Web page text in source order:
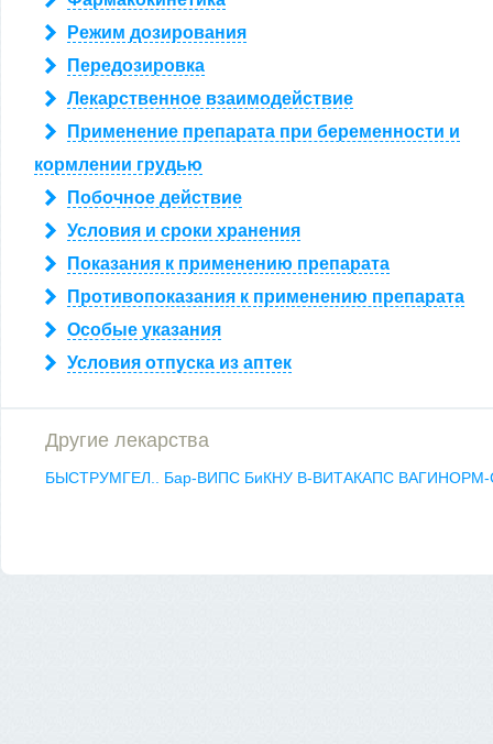
Режим дозирования
Передозировка
Лекарственное взаимодействие
Применение препарата при беременности и
кормлении грудью
Побочное действие
Условия и сроки хранения
Показания к применению препарата
Противопоказания к применению препарата
Особые указания
Условия отпуска из аптек
Другие лекарства
БЫСТРУМГЕЛ.. Бар-ВИПС БиКНУ В-ВИТАКАПС